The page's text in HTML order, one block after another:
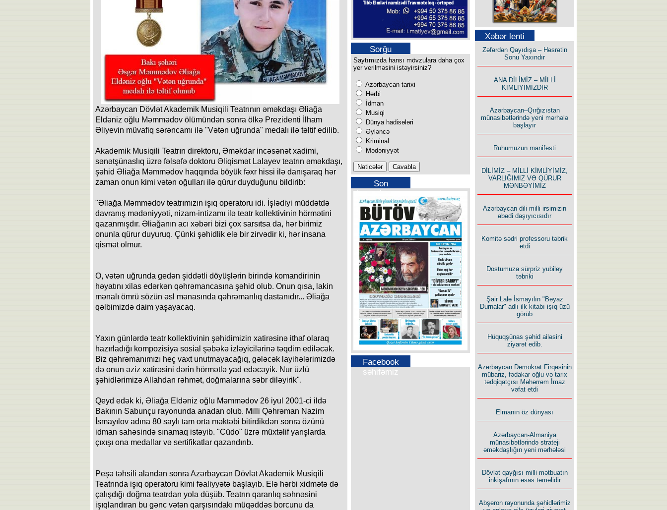
Azərbaycan Dövlət Akademik Musiqili Teatrının əməkdaşı Əliağa
Eldəniz oğlu Məmmədov ölümündən sonra ölkə Prezidenti İlham
Əliyevin müvafiq sərəncamı ilə "Vətən uğrunda" medalı ilə təltif edilib.
Akademik Musiqili Teatrın direktoru, Əməkdar incəsənət xadimi,
sənətşünaslıq üzrə fəlsəfə doktoru Əliqismət Lalayev teatrın əməkdaşı,
şəhid Əliağa Məmmədov haqqında böyük fəxr hissi ilə danışaraq hər
zaman onun kimi vətən oğulları ilə qürur duyduğunu bildirib:
"Əliağa Məmmədov teatrımızın işıq operatoru idi. İşlədiyi müddətdə
davranış mədəniyyəti, nizam-intizamı ilə teatr kollektivinin hörmətini
qazanmışdır. Əliağanın acı xəbəri bizi çox sarsıtsa da, hər birimiz
onunla qürur duyuruq. Çünki şəhidlik elə bir zirvədir ki, hər insana
qismət olmur.
O, vətən uğrunda gedən şiddətli döyüşlərin birində komandirinin
həyatını xilas edərkən qəhrəmancasına şəhid olub. Onun qısa, lakin
mənalı ömrü sözün əsl mənasında qəhrəmanlıq dastanıdır... Əliağa
qəlbimizdə daim yaşayacaq.
Yaxın günlərdə teatr kollektivinin şəhidimizin xatirəsinə ithaf olaraq
hazırladığı kompozisiya sosial şəbəkə izləyicilərinə təqdim ediləcək.
Biz qəhrəmanımızı heç vaxt unutmayacağıq, gələcək layihələrimizdə
də onun əziz xatirəsini dərin hörmətlə yad edəcəyik. Nur üzlü
şəhidlərimizə Allahdan rəhmət, doğmalarına səbr diləyirik".
Qeyd edək ki, Əliağa Eldəniz oğlu Məmmədov 26 iyul 2001-ci ildə
Bakının Sabunçu rayonunda anadan olub. Milli Qəhrəman Nazim
İsmayılov adına 80 saylı tam orta məktəbi bitirdikdən sonra özünü
idman sahəsində sınamaq istəyib. "Cüdo" üzrə müxtəlif yarışlarda
çıxışı ona medallar və sertifikatlar qazandırıb.
Peşə təhsili alandan sonra Azərbaycan Dövlət Akademik Musiqili
Teatrında işıq operatoru kimi fəaliyyətə başlayıb. Elə hərbi xidmətə də
çalışdığı doğma teatrdan yola düşüb. Teatrın qaranlıq səhnəsini
işıqlandıran bu gənc vətən qarşısındakı müqəddəs borcunu da
Sorğu
Saytımızda hansı mövzulara daha çox
yer verilməsini istəyirsiniz?
Azərbaycan tarixi
Hərbi
İdman
Musiqi
Dünya hadisələri
Əyləncə
Kriminal
Mədəniyyət
Son
buraxılışımız
Facebook
səhifəmiz
Səfər Alışarlı yazır
Uzun yolun Yolçusu
Bu yolda mən varam!
Rusiyanın süqutunu qaçılmaz
edən beş şərt
Xəbər lenti
Zəfərdən Qayıdışa – Həsrətin
Sonu Yaxındır
ANA DİLİMİZ – MİLLİ
KİMLİYİMİZDİR
Azərbaycan–Qırğızıstan
münasibətlərində yeni mərhələ
başlayır
Ruhumuzun manifesti
DİLİMİZ – MİLLİ KİMLİYİMİZ,
VARLIĞIMIZ VƏ QÜRUR
MƏNBƏYİMİZ
Azərbaycan dili milli irsimizin
əbədi daşıyıcısıdır
Komitə sədri professoru təbrik
etdi
Dostumuza sürpriz yubiley
təbriki
Şair Lalə İsmayılın "Bəyaz
Durnalar" adlı ilk kitabı işıq üzü
görüb
Hüquqşünas şəhid ailəsini
ziyarət edib.
Azərbaycan Demokrat Firqəsinin
mübariz, fədakar oğlu və tarix
tədqiqatçısı Məhərrəm İmaz
vəfat etdi
Elmanın öz dünyası
Azərbaycan-Almaniya
münasibətlərində strateji
əməkdaşlığın yeni mərhələsi
Dövlət qayğısı milli mətbuatın
inkişafının əsas təməlidir
Abşeron rayonunda şəhidlərimiz